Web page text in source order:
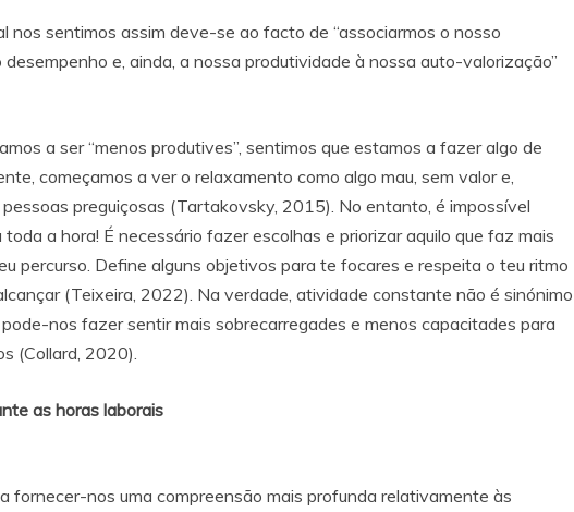
nos sentimos assim deve-se ao facto de “associarmos o nosso
e, ainda, a nossa produtividade à nossa auto-valorização”
a ser “menos produtives”, sentimos que estamos a fazer algo de
começamos a ver o relaxamento como algo mau, sem valor e,
preguiçosas (Tartakovsky, 2015). No entanto, é impossível
a hora! É necessário fazer escolhas e priorizar aquilo que faz mais
percurso. Define alguns objetivos para te focares e respeita o teu ritmo
(Teixeira, 2022). Na verdade, atividade constante não é sinónimo
nos fazer sentir mais sobrecarregades e menos capacitades para
(Collard, 2020).
as horas laborais
fornecer-nos uma compreensão mais profunda relativamente às